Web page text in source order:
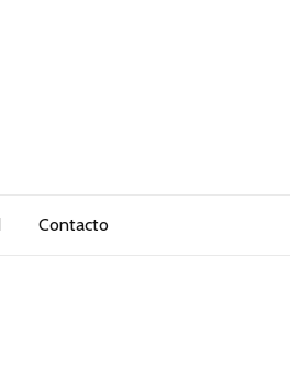
Contacto